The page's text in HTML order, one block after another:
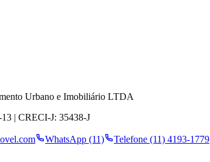
Urbano e Imobiliário LTDA
| CRECI-J: 35438-J
WhatsApp (11) Telefone (11) 4193-1779